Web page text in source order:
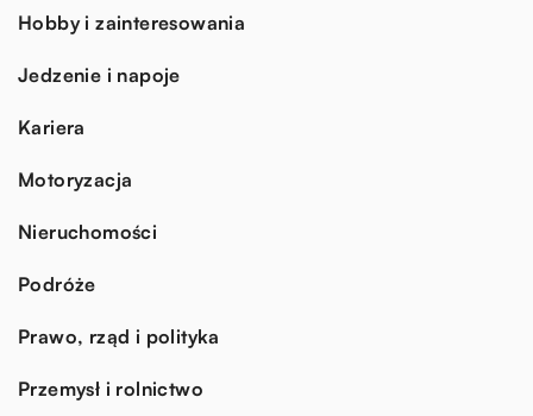
Hobby i zainteresowania
Jedzenie i napoje
Kariera
Motoryzacja
Nieruchomości
Podróże
Prawo, rząd i polityka
Przemysł i rolnictwo